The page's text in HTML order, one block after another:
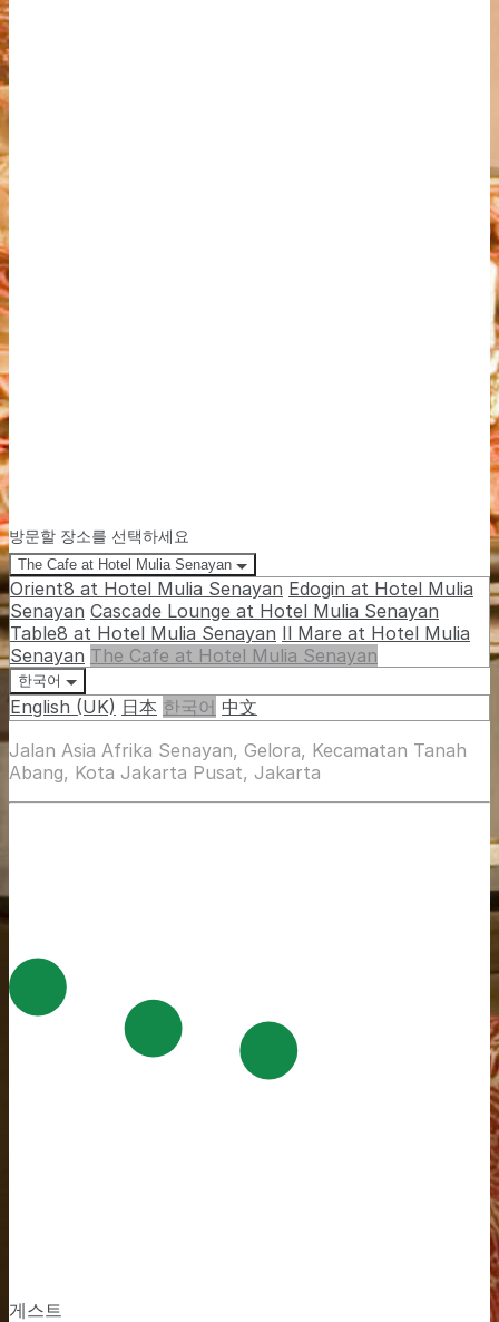
방문할 장소를 선택하세요
The Cafe at Hotel Mulia Senayan
Orient8 at Hotel Mulia Senayan Edogin at Hotel Mulia
Senayan Cascade Lounge at Hotel Mulia Senayan
Table8 at Hotel Mulia Senayan Il Mare at Hotel Mulia
Senayan The Cafe at Hotel Mulia Senayan
한국어
English (UK) 日本 한국어 中文
Jalan Asia Afrika Senayan, Gelora, Kecamatan Tanah
Abang, Kota Jakarta Pusat, Jakarta
게스트